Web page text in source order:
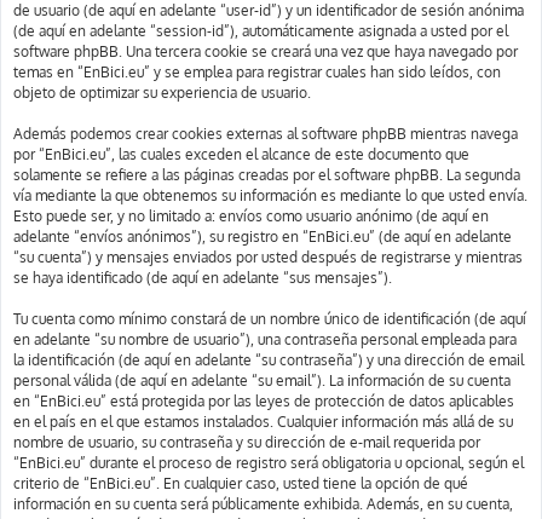
de usuario (de aquí en adelante “user-id”) y un identificador de sesión anónima
(de aquí en adelante “session-id”), automáticamente asignada a usted por el
software phpBB. Una tercera cookie se creará una vez que haya navegado por
temas en “EnBici.eu” y se emplea para registrar cuales han sido leídos, con
objeto de optimizar su experiencia de usuario.
Además podemos crear cookies externas al software phpBB mientras navega
por “EnBici.eu”, las cuales exceden el alcance de este documento que
solamente se refiere a las páginas creadas por el software phpBB. La segunda
vía mediante la que obtenemos su información es mediante lo que usted envía.
Esto puede ser, y no limitado a: envíos como usuario anónimo (de aquí en
adelante “envíos anónimos”), su registro en “EnBici.eu” (de aquí en adelante
“su cuenta”) y mensajes enviados por usted después de registrarse y mientras
se haya identificado (de aquí en adelante “sus mensajes”).
Tu cuenta como mínimo constará de un nombre único de identificación (de aquí
en adelante “su nombre de usuario”), una contraseña personal empleada para
la identificación (de aquí en adelante “su contraseña”) y una dirección de email
personal válida (de aquí en adelante “su email”). La información de su cuenta
en “EnBici.eu” está protegida por las leyes de protección de datos aplicables
en el país en el que estamos instalados. Cualquier información más allá de su
nombre de usuario, su contraseña y su dirección de e-mail requerida por
“EnBici.eu” durante el proceso de registro será obligatoria u opcional, según el
criterio de “EnBici.eu”. En cualquier caso, usted tiene la opción de qué
información en su cuenta será públicamente exhibida. Además, en su cuenta,